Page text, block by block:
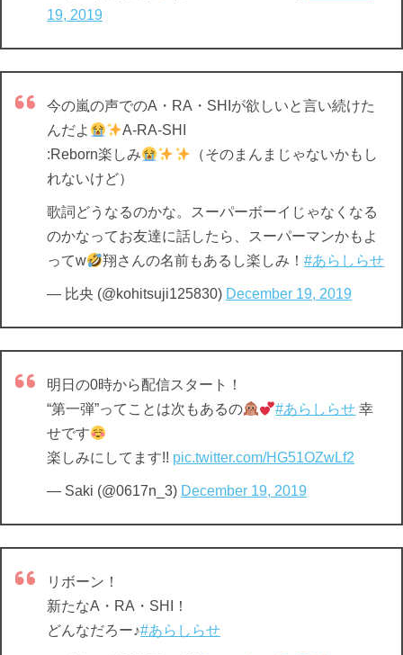
19, 2019
今の嵐の声でのA・RA・SHIが欲しいと言い続けた
んだよ
A-RA-SHI
:Reborn楽しみ
（そのまんまじゃないかもし
れないけど）
歌詞どうなるのかな。スーパーボーイじゃなくなる
のかなってお友達に話したら、スーパーマンかもよ
ってw
翔さんの名前もあるし楽しみ！#あらしらせ
— 比央 (@kohitsuji125830) December 19, 2019
明日の0時から配信スタート！
“第一弾”ってことは次もあるの
#あらしらせ 幸
せです
楽しみにしてます!! pic.twitter.com/HG51OZwLf2
— Saki (@0617n_3) December 19, 2019
リボーン！
新たなA・RA・SHI！
どんなだろー♪#あらしらせ